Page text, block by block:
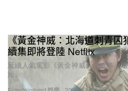
《黃金神威：北海道刺青
續集即將登陸 Netflix
延續人氣電影《黃金神威》的故事，
始。